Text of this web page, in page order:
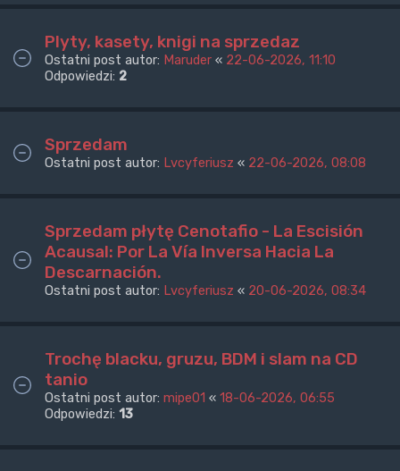
Plyty, kasety, knigi na sprzedaz
Ostatni post autor: Maruder « 22-06-2026, 11:10
Odpowiedzi: 2
Sprzedam
Ostatni post autor: Lvcyferiusz « 22-06-2026, 08:08
Sprzedam płytę Cenotafio - La Escisión
Acausal: Por La Vía Inversa Hacia La
Descarnación.
Ostatni post autor: Lvcyferiusz « 20-06-2026, 08:34
Trochę blacku, gruzu, BDM i slam na CD
tanio
Ostatni post autor: mipe01 « 18-06-2026, 06:55
Odpowiedzi: 13